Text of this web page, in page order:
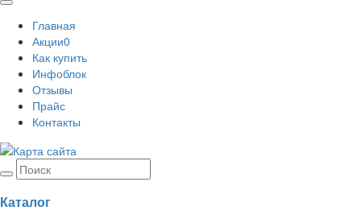
Toggle
navigation
Главная
Акции0
Как купить
Инфоблок
Отзывы
Прайс
Контакты
Каталог